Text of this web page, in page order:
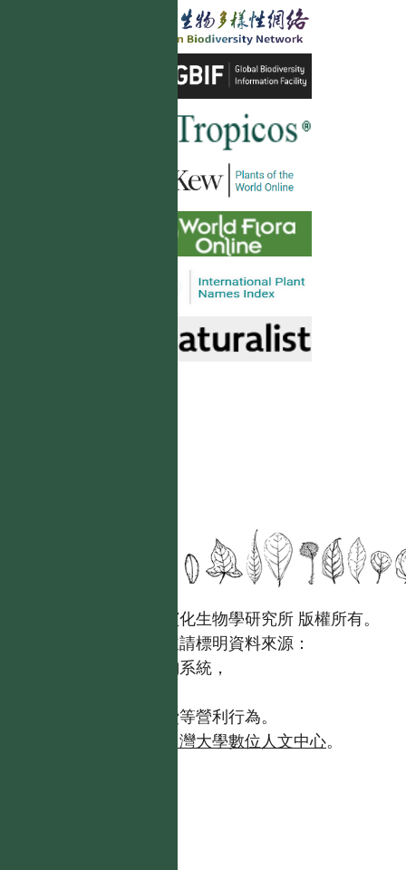
國立台灣大學生態學與演化生物學研究所 版權所有。
歡迎引用本網站資料，並請標明資料來源：
【台灣植物資訊整合查詢系統，
且不得有收取資料查詢費等營利行為。
台灣大學數位人文中心。